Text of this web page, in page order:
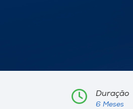
Duração
6 Meses